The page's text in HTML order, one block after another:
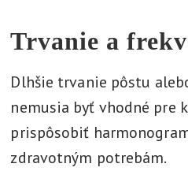
Trvanie a
Dlhšie trvanie pôstu
nemusia byť vhodné pre
prispôsobiť
zdravotným potrebám.